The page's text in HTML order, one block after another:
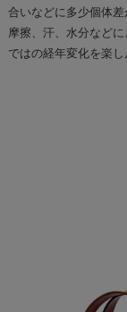
合いなどに多少個体差
摩擦、汗、水分など
ではの経年変化を楽し